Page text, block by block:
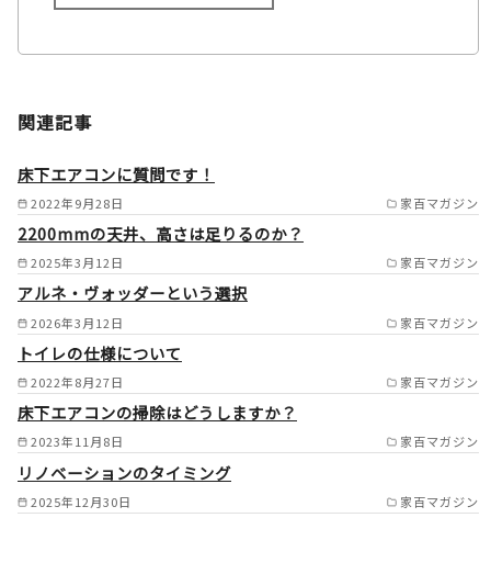
施工範囲
山市/一宮市/稲沢市/あま市/津
島市/愛西市/尾張旭市/瀬戸市/
日進市/長久手市/みよし市/東
郷町/刈谷市/安城市/大府市/東
海市/知立市/豊田市/西尾市/岡
崎市/阿久比町/羽島市/各務原
関連記事
2022年9月28日 家百マガジン
床下エアコンに質問です！
2025年3月12日 家百マガジン
2200mmの天井、高さは足りるのか？
2026年3月12日 家百マガジン
アルネ・ヴォッダーという選択
2022年8月27日 家百マガジン
トイレの仕様について
2023年11月8日 家百マガジン
床下エアコンの掃除はどうしますか？
2025年12月30日 家百マガジン
リノベーションのタイミング